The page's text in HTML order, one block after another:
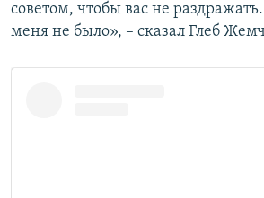
советом, чтобы вас не
меня не было», – сказал Глеб